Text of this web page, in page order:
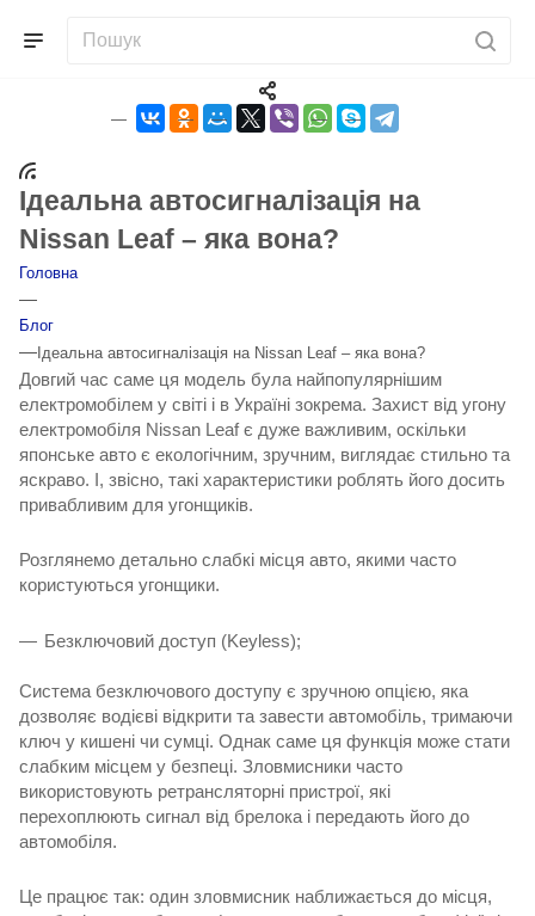
Ідеальна автосигналізація на
Nissan Leaf – яка вона?
Головна
—
Блог
— Ідеальна автосигналізація на Nissan Leaf – яка вона?
Довгий час саме ця модель була найпопулярнішим
електромобілем у світі і в Україні зокрема. Захист від угону
електромобіля Nissan Leaf є дуже важливим, оскільки
японське авто є екологічним, зручним, виглядає стильно та
яскраво. І, звісно, такі характеристики роблять його досить
привабливим для угонщиків.
Розглянемо детально слабкі місця авто, якими часто
користуються угонщики.
Безключовий доступ (Keyless);
Система безключового доступу є зручною опцією, яка
дозволяє водієві відкрити та завести автомобіль, тримаючи
ключ у кишені чи сумці. Однак саме ця функція може стати
слабким місцем у безпеці. Зловмисники часто
використовують ретрансляторні пристрої, які
перехоплюють сигнал від брелока і передають його до
автомобіля.
Це працює так: один зловмисник наближається до місця,